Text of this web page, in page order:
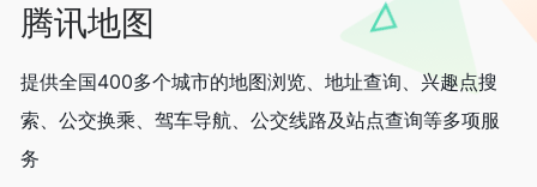
腾讯地图
提供全国400多个城市的地图浏览、地址查询、兴趣点搜
索、公交换乘、驾车导航、公交线路及站点查询等多项服
务